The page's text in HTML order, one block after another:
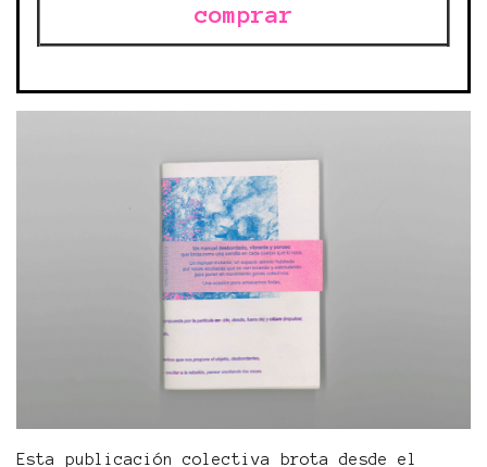
comprar
Esta publicación colectiva brota desde el